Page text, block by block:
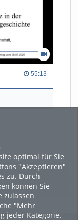
optimal für Sie
"Akzeptieren"
zu. Durch
können Sie
zulassen
"Mehr
jeder Kategorie.
55:13